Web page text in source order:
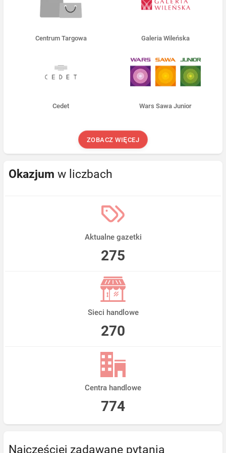
Centrum Targowa Galeria Wileńska
Cedet Wars Sawa Junior
ZOBACZ WIĘCEJ
Okazjum w liczbach
Aktualne gazetki
275
Sieci handlowe
270
Centra handlowe
774
Najczęściej zadawane pytania